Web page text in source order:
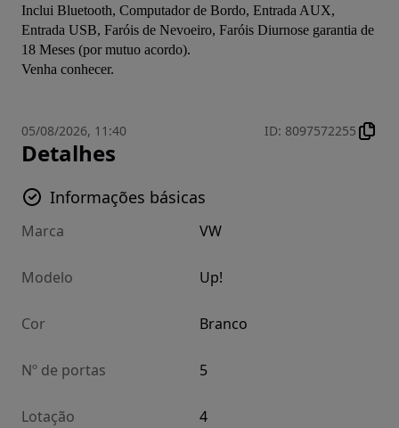
Inclui Bluetooth, Computador de Bordo, Entrada AUX,
Entrada USB, Faróis de Nevoeiro, Faróis Diurnose garantia de
18 Meses (por mutuo acordo).
Venha conhecer.
05/08/2026, 11:40 ID: 8097572255
Detalhes
Informações básicas
Marca VW
Modelo Up!
Cor Branco
Nº de portas 5
Lotação 4